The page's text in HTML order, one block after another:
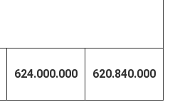
624.000.000 620.840.000